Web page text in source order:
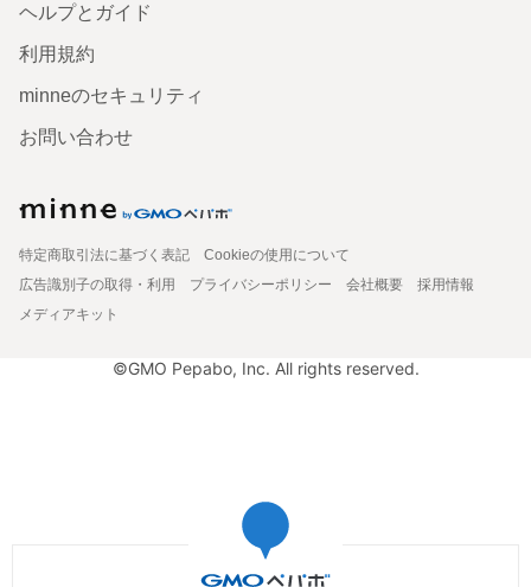
ヘルプとガイド
利用規約
minneのセキュリティ
お問い合わせ
特定商取引法に基づく表記
Cookieの使用について
広告識別子の取得・利用
プライバシーポリシー 会社概要
採用情報
メディアキット
©GMO Pepabo, Inc. All rights reserved.